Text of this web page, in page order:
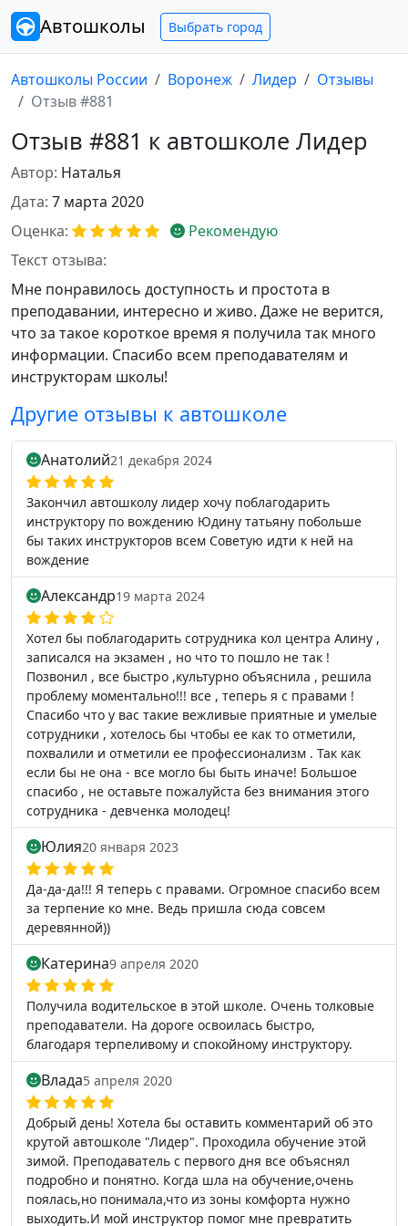
Автошколы Выбрать город
Автошколы России Воронеж Лидер
Отзывы
Отзыв #881
Отзыв #881 к автошколе Лидер
Автор: Наталья
Дата: 7 марта 2020
Оценка:
Рекомендую
Текст отзыва:
Мне понравилось доступность и простота в
преподавании, интересно и живо. Даже не верится,
что за такое короткое время я получила так много
информации. Спасибо всем преподавателям и
инструкторам школы!
Другие отзывы к автошколе
Анатолий21 декабря 2024
Закончил автошколу лидер хочу поблагодарить
инструктору по вождению Юдину татьяну побольше
бы таких инструкторов всем Советую идти к ней на
вождение
Александр19 марта 2024
Хотел бы поблагодарить сотрудника кол центра Алину ,
записался на экзамен , но что то пошло не так !
Позвонил , все быстро ,культурно объяснила , решила
проблему моментально!!! все , теперь я с правами !
Спасибо что у вас такие вежливые приятные и умелые
сотрудники , хотелось бы чтобы ее как то отметили,
похвалили и отметили ее профессионализм . Так как
если бы не она - все могло бы быть иначе! Большое
спасибо , не оставьте пожалуйста без внимания этого
сотрудника - девченка молодец!
Юлия20 января 2023
Да-да-да!!! Я теперь с правами. Огромное спасибо всем
за терпение ко мне. Ведь пришла сюда совсем
деревянной))
Катерина9 апреля 2020
Получила водительское в этой школе. Очень толковые
преподаватели. На дороге освоилась быстро,
благодаря терпеливому и спокойному инструктору.
Влада5 апреля 2020
Добрый день! Хотела бы оставить комментарий об это
крутой автошколе "Лидер". Проходила обучение этой
зимой. Преподаватель с первого дня все объяснял
подробно и понятно. Когда шла на обучение,очень
поялась,но понимала,что из зоны комфорта нужно
выходить.И мой инструктор помог мне превратить